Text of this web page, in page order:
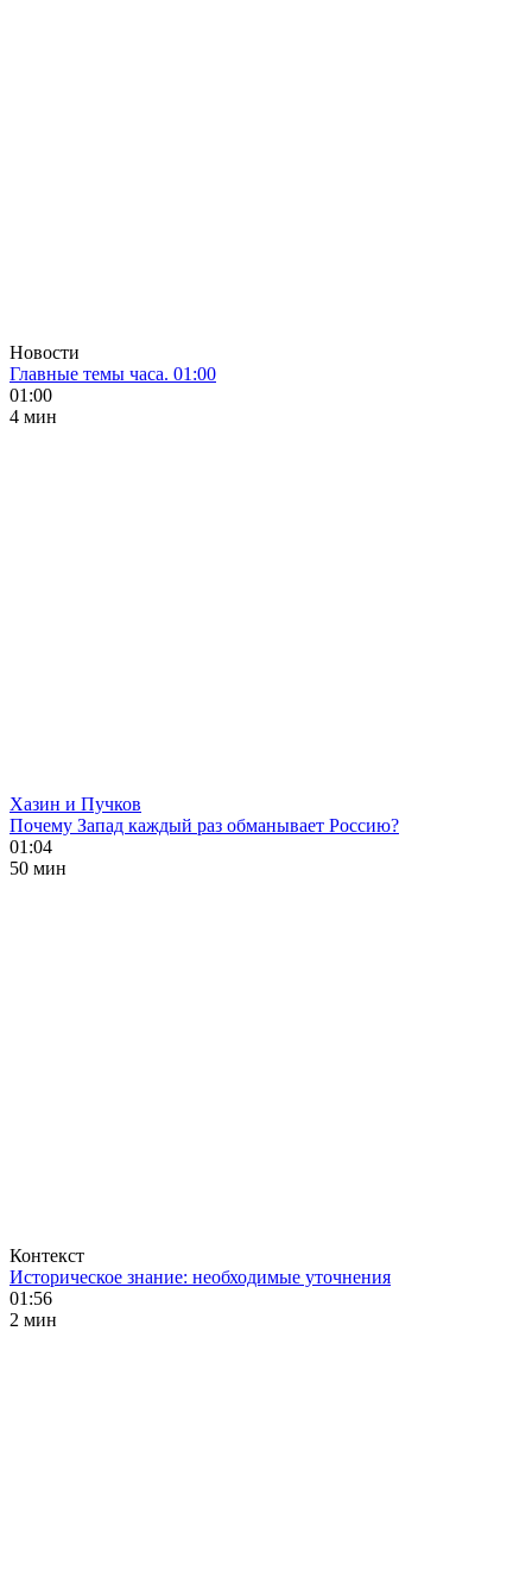
Новости
Главные темы часа. 01:00
01:00
4 мин
Хазин и Пучков
Почему Запад каждый раз обманывает Россию?
01:04
50 мин
Контекст
Историческое знание: необходимые уточнения
01:56
2 мин